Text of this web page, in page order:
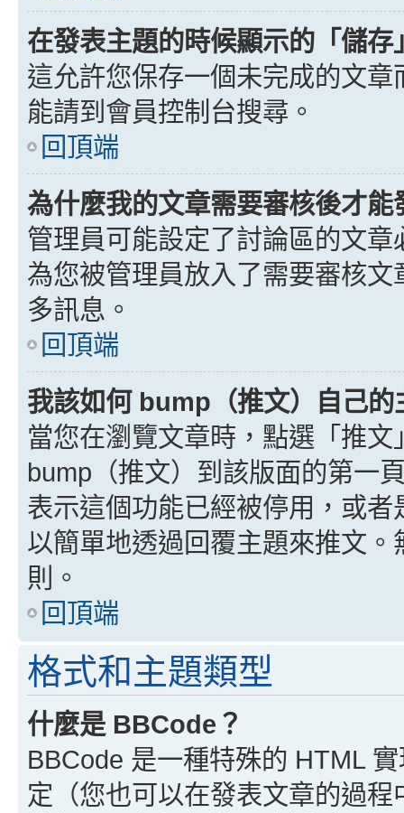
在發表主題的時候顯示的「儲
這允許您保存一個未完成的文
能請到會員控制台搜尋。
回頂端
為什麼我的文章需要審核後才能
管理員可能設定了討論區的文
為您被管理員放入了需要審核
多訊息。
回頂端
我該如何 bump（推文）自己的
當您在瀏覽文章時，點選「推
bump（推文）到該版面的第一
表示這個功能已經被停用，或
以簡單地透過回覆主題來推文
則。
回頂端
格式和主題類型
什麼是 BBCode？
BBCode 是一種特殊的 HTML
定（您也可以在發表文章的過